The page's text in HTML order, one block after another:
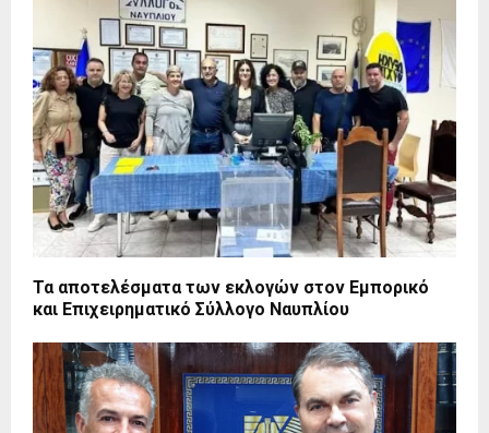
Τα αποτελέσματα των εκλογών στον Εμπορικό
και Επιχειρηματικό Σύλλογο Ναυπλίου